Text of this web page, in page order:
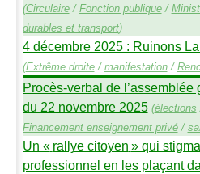
(Circulaire/ Fonction publique/
durables et transport)
4 décembre 2025 : Ruinons
(Extrême droite/ manifestation/
Procès-verbal de
du 22 novembre 2025 (élections
Financement enseignement privé/
Un « rallye citoyen » qui
professionnel en les plaçant